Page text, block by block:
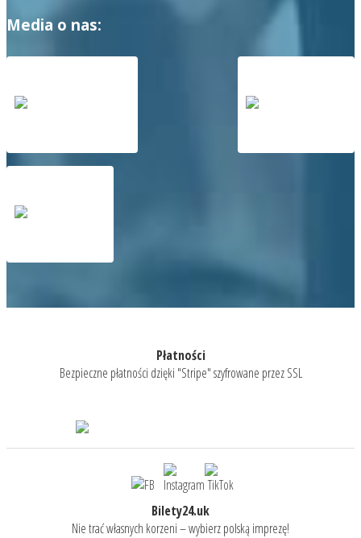
Media o nas:
Płatności
Bezpieczne płatności dzięki "Stripe" szyfrowane przez SSL
Bilety24.uk
Nie trać własnych korzeni – wybierz polską imprezę!